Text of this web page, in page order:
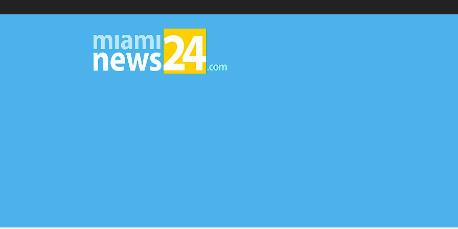
▷
Miami
News
24